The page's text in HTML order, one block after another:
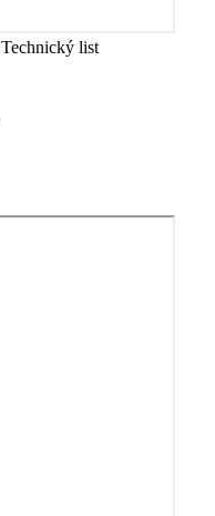
Technický list